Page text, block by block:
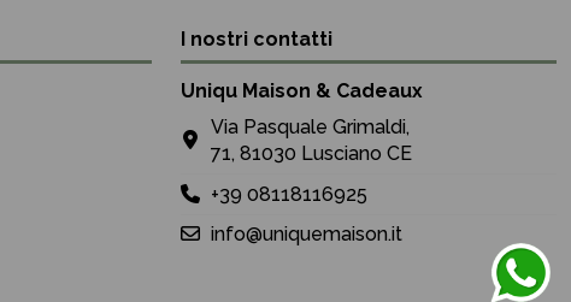
I nostri contatti
Uniqu Maison & Cadeaux
Via Pasquale Grimaldi,
71, 81030 Lusciano CE
+39 08118116925
info@uniquemaison.it